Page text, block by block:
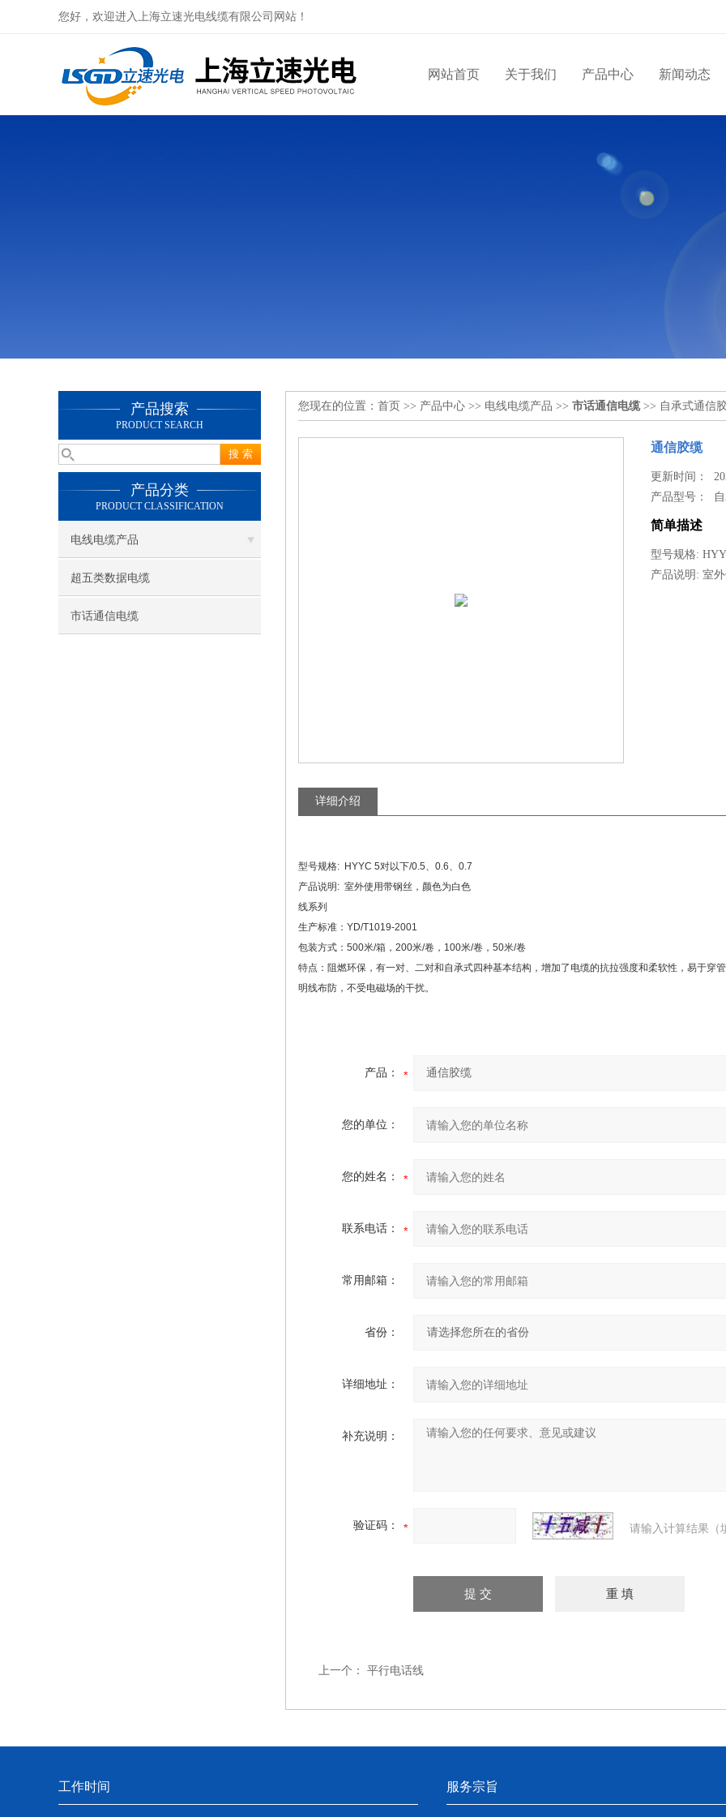
您好，欢迎进入上海立速光电线缆有限公司网站！
网站首页 关于我们 产品中心 新闻动态
产品搜索
PRODUCT SEARCH
产品分类
PRODUCT CLASSIFICATION
电线电缆产品
超五类数据电缆
市话通信电缆
您现在的位置： 首页 >> 产品中心 >> 电线电缆产品 >> 市话通信电缆>> 自承式通信
通信胶缆
更新时间：
产品型号：
简单描述
型号规格:
产品说明: 室
详细介绍
型号规格:  HYYC 5对以下/0.5、 0.6、 0.7
产品说明 : 室外使用带钢丝，颜色为白色
线系列
生产标准： YD/T1019-2001
包装方式： 500米/箱， 200米/卷， 100米/卷， 50米/卷
特点：阻燃环保，有一对、二对和自承式四种基本结构，增加了电缆的抗拉强度和柔软性，易于穿
明线布防，不受电磁场的干扰。
产品：
您的单位：
您的姓名：
联系电话：
常用邮箱：
省份：
详细地址：
补充说明：
验证码： 请输入计算结果（
上一个： 平行电话线
工作时间 服务宗旨